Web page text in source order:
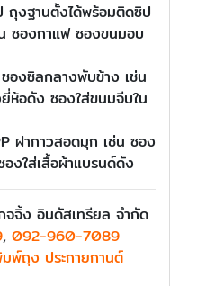
งฐานตั้งได้พร้อมติดซิป
ซองกาแฟ ซองขนมอบ
องซิลกลางพับข้าง เช่น
ห้อดัง ซองใส่ขนมจีบใน
ฝากาวสอดมุก เช่น ซอง
งใส่เสื้อผ้าแบรนด์ดัง
จจิ้ง อินดัสเทรียล จำกัด
, 092-960-7089
มพ์ถุง ประกายกานต์